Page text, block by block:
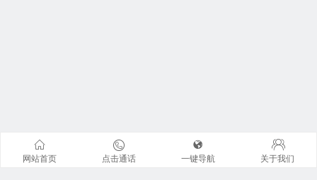
网站首页 点击通话 一键导航 关于我们